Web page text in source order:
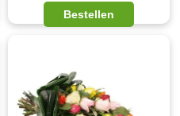
Bestellen